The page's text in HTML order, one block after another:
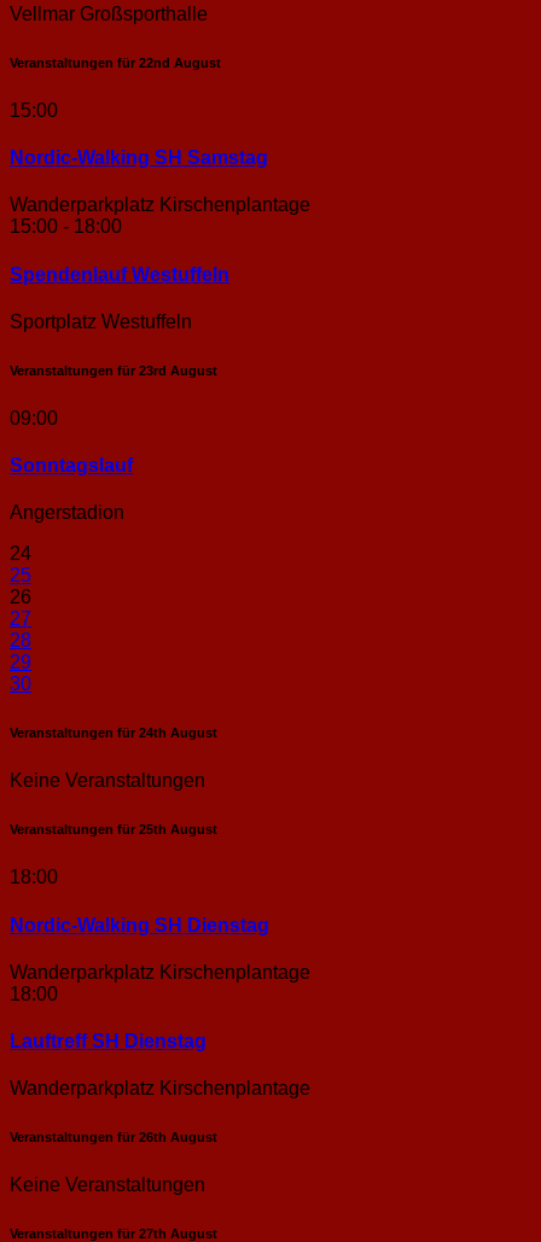
Vellmar Großsporthalle
Veranstaltungen für 22nd August
15:00
Nordic-Walking SH Samstag
Wanderparkplatz Kirschenplantage
15:00 - 18:00
Spendenlauf Westuffeln
Sportplatz Westuffeln
Veranstaltungen für 23rd August
09:00
Sonntags­lauf
Angerstadion
24
25
26
27
28
29
30
Veranstaltungen für 24th August
Keine Veranstaltungen
Veranstaltungen für 25th August
18:00
Nordic-Walking SH Dienstag
Wanderparkplatz Kirschenplantage
18:00
Lauftreff SH Dienstag
Wanderparkplatz Kirschenplantage
Veranstaltungen für 26th August
Keine Veranstaltungen
Veranstaltungen für 27th August